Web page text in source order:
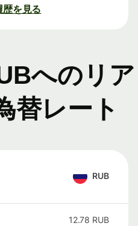
を見る
へのリア
替レート
RUB
12.78 RUB